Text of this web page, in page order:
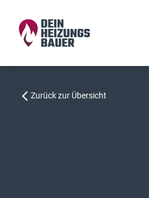
Zurück zur Übersicht